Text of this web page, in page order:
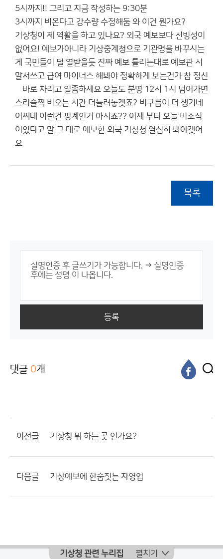
5시까지!! 그리고 지금 작성하는 9:30분
3시까지 비온다고 강수량 수정해둠 와 이건 뭔가요?
기상청이 제 역활을 하고 있나요? 외국 예보보다 신빙성이
없어요! 예보가아니라 기상중계청으로 기관명을 바꾸시는
게 국민들이 덜 열받을듯 진짜 예보 틀리는대로 예보관 시
말서쓰고 급여 마이너스 해봐야 정확하게 보는건가 참 정신
똣바로 차리고 일좀하세요 오늘도 분명 12시 1시 넘어가면
스리슬쩍 비오는 시간 더늘려놓겟죠? 비구름이 더 생기네
어쩌네 이런건 핑계인거 아시죠?? 어제 부터 오늘 비소식
이있다고 말 그 대로 예보한 외국 기상청 열심히 봐야겟어
요
목록
등록
댓글 0개
이전글 기상청 뭐 하는 곳 인가요?
다음글 기상예보에 한숨짓는 자영업
기상청 관련 누리집 펼치기